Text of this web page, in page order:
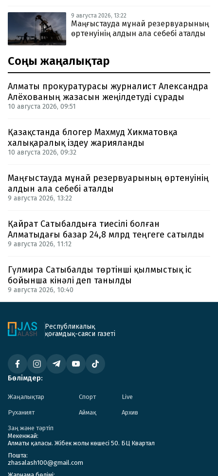
9 августа 2026, 13:22
Маңғыстауда мұнай резервуарының
өртенуінің алдын ала себебі аталды
Соңғы жаңалықтар
Алматы прокуратурасы журналист Александра
Алёхованың жазасын жеңілдетуді сұрады
10 августа 2026, 09:51
Қазақстанда блогер Махмуд Хикматовқа
халықаралық іздеу жарияланды
10 августа 2026, 09:32
Маңғыстауда мұнай резервуарының өртенуінің
алдын ала себебі аталды
9 августа 2026, 13:22
Қайрат Сатыбалдыға тиесілі болған
Алматыдағы базар 24,8 млрд теңгеге сатылды
9 августа 2026, 11:12
Гүлмира Сатыбалды төртінші қылмыстық іс
бойынша кінәлі деп танылды
9 августа 2026, 10:40
Республикалық
қоғамдық-саяси газеті
Бөлімдер:
Жаңалықтар Спорт Live
Руханият Аймақ Архив
Заң және тәртіп
Мекенжай:
Алматы қаласы. Жібек жолы көшесі 50. БЦ Квартал
Пошта:
zhasalash100@gmail.com